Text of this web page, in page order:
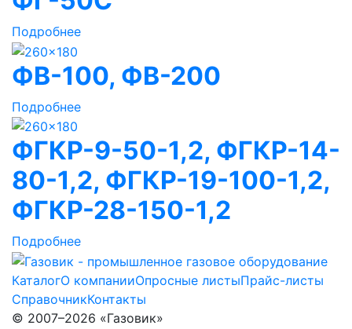
Подробнее
ФВ-100, ФВ-200
Подробнее
ФГКР-9-50-1,2, ФГКР-14-
80-1,2, ФГКР-19-100-1,2,
ФГКР-28-150-1,2
Подробнее
КаталогО компанииОпросные листыПрайс-листы
СправочникКонтакты
© 2007–2026 «Газовик»